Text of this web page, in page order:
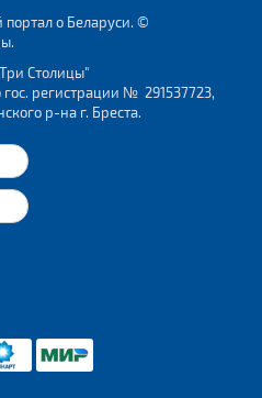
портал о Беларуси. ©
Столицы"
гос. регистрации № 291537723,
р-на г. Бреста.